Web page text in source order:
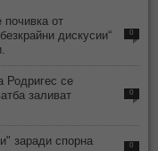
от
дискусии“
0
Родригес се
заливат
0
заради спорна
0